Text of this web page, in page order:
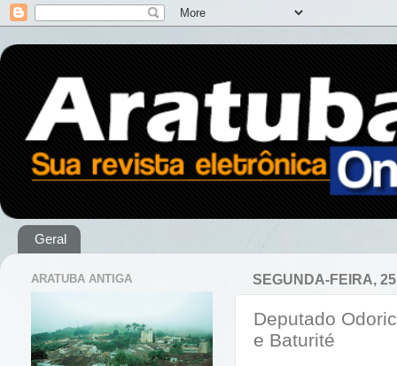
Geral
SEGUNDA-FEIRA,
Deputado
e Baturité
ARATUBA ANTIGA